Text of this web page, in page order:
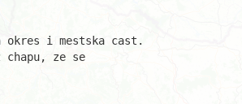
i mestska cast.
ze se